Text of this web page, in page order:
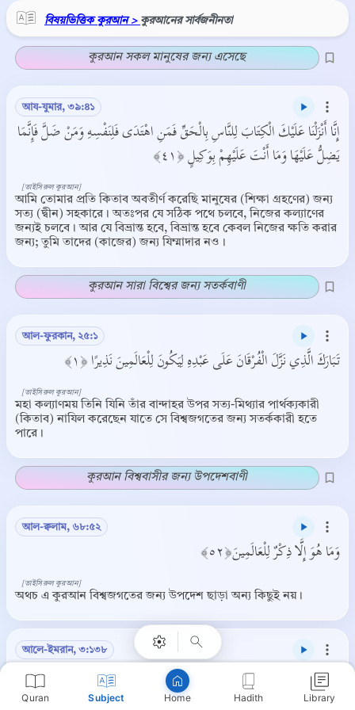
Quran Subject Home Hadith Library
বিষয়ভিত্তিক কুরআন > কুরআনের সার্বজনীনতা
কুরআন সকল মানুষের জন্য এসেছে
আয-যুমার, ৩৯:৪১
إِنَّا أَنْزَلْنَا عَلَيْكَ الْكِتَابَ لِلنَّاسِ بِالْحَقِّ فَمَنِ اهْتَدَى فَلِنَفْسِهِ وَمَنْ ضَلَّ فَإِنَّمَا
يَضِلُّ عَلَيْهَا وَمَا أَنْتَ عَلَيْهِمْ بِوَكِيلٍ ﴿٤١﴾
আমি তোমার প্রতি কিতাব অবতীর্ণ করেছি মানুষের (শিক্ষা গ্রহণের) জন্য
সত্য (দ্বীন) সহকারে। অতঃপর যে সঠিক পথে চলবে, নিজের কল্যাণের
জন্যই চলবে। আর যে বিভ্রান্ত হবে, বিভ্রান্ত হবে কেবল নিজের ক্ষতি করার
জন্য; তুমি তাদের (কাজের) জন্য যিম্মাদার নও।
[তাইসিরুল কুরআন]
কুরআন সারা বিশ্বের জন্য সতর্কবাণী
আল-ফুরকান, ২৫:১
تَبَارَكَ الَّذِي نَزَّلَ الْفُرْقَانَ عَلَى عَبْدِهِ لِيَكُونَ لِلْعَالَمِينَ نَذِيرًا ﴿١﴾
মহা কল্যাণময় তিনি যিনি তাঁর বান্দাহর উপর সত্য-মিথ্যার পার্থক্যকারী
(কিতাব) নাযিল করেছেন যাতে সে বিশ্বজগতের জন্য সতর্ককারী হতে
পারে।
[তাইসিরুল কুরআন]
কুরআন বিশ্ববাসীর জন্য উপদেশবাণী
আল-ক্বলাম, ৬৮:৫২
وَمَا هُوَ إِلَّا ذِكْرٌ لِلْعَالَمِينَ﴿٥٢﴾
অথচ এ কুরআন বিশ্বজগতের জন্য উপদেশ ছাড়া অন্য কিছুই নয়।
[তাইসিরুল কুরআন]
আলে-ইমরান, ৩:১৩৮
هَذَا بَيَانٌ لِلنَّاسِ وَهُدًى وَمَوْعِظَةٌ لِلْمُتَّقِينَ ﴿١٣٨﴾